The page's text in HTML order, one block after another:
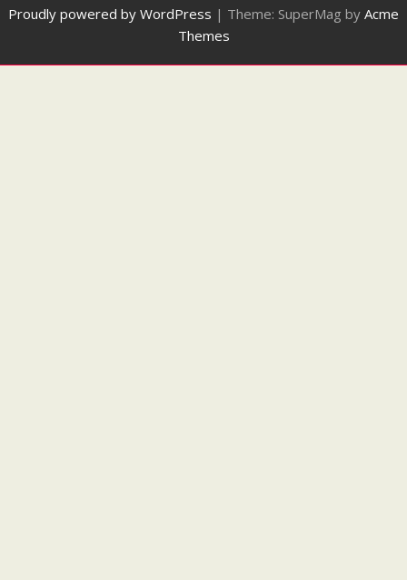
Proudly powered by WordPress | Theme: SuperMag by Acme
Themes